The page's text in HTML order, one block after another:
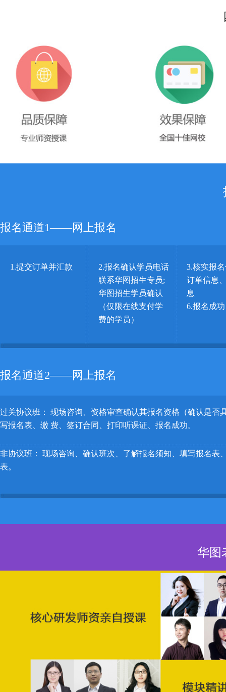
报名通道1——网上报名
1.提交订单并汇款
2.报名确认学员电话
联系华图招生专员;
华图招生学员确认
（仅限在线支付学
费的学员）
3.核实报
订单信息
息
6.报名成功
报名通道2——网上报名
过关协议班： 现场咨询、资格审查确认其报名资格（确认是
写报名表、缴 费、签订合同、打印听课证、报名成功。
非协议班： 现场咨询、确认班次、了解报名须知、填写报名
表。
华图